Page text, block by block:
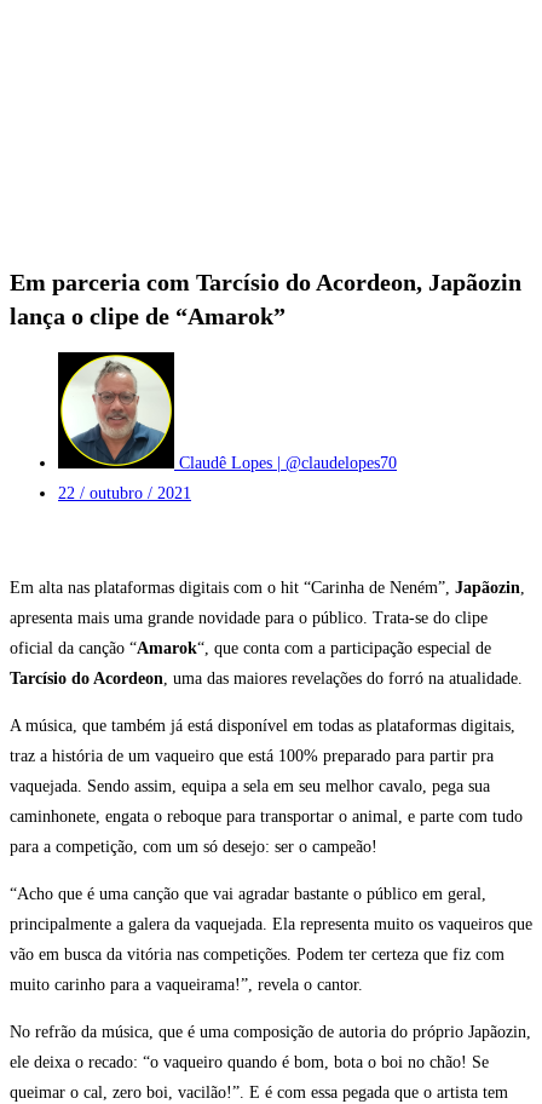
Em parceria com Tarcísio do Acordeon, Japãozin
lança o clipe de “Amarok”
Claudê Lopes | @claudelopes70
22 / outubro / 2021
Em alta nas plataformas digitais com o hit “Carinha de Neném”, Japãozin,
apresenta mais uma grande novidade para o público. Trata-se do clipe
oficial da canção “Amarok“, que conta com a participação especial de
Tarcísio do Acordeon, uma das maiores revelações do forró na atualidade.
A música, que também já está disponível em todas as plataformas digitais,
traz a história de um vaqueiro que está 100% preparado para partir pra
vaquejada. Sendo assim, equipa a sela em seu melhor cavalo, pega sua
caminhonete, engata o reboque para transportar o animal, e parte com tudo
para a competição, com um só desejo: ser o campeão!
“Acho que é uma canção que vai agradar bastante o público em geral,
principalmente a galera da vaquejada. Ela representa muito os vaqueiros que
vão em busca da vitória nas competições. Podem ter certeza que fiz com
muito carinho para a vaqueirama!”, revela o cantor.
No refrão da música, que é uma composição de autoria do próprio Japãozin,
ele deixa o recado: “o vaqueiro quando é bom, bota o boi no chão! Se
queimar o cal, zero boi, vacilão!”. E é com essa pegada que o artista tem